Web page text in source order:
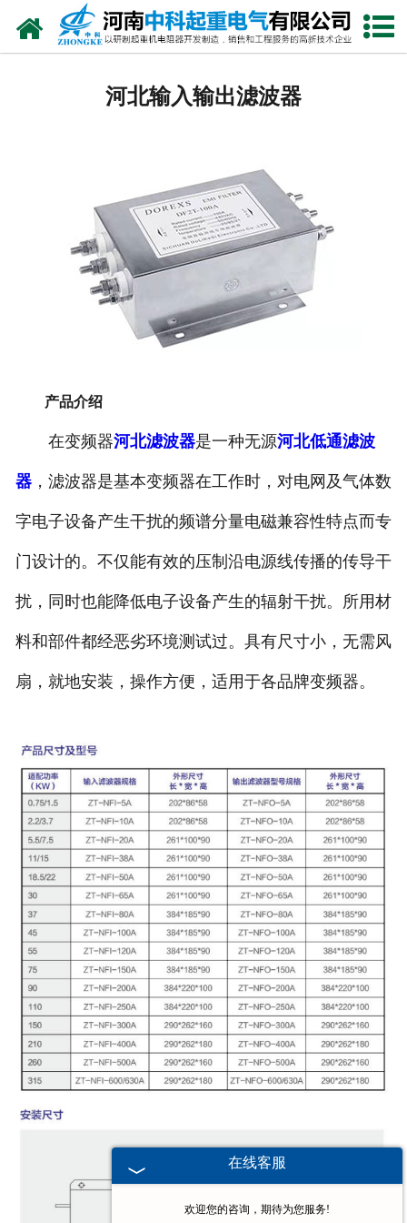
网站首页
河北电控柜
河北联动控制台
河北电气控制系统
河北滤波器
河北触头总成
河北输入输出滤波器
产品介绍
在变频器河北滤波器是一种无源河北低通滤波
器，滤波器是基本变频器在工作时，对电网及气体数
字电子设备产生干扰的频谱分量电磁兼容性特点而专
门设计的。不仅能有效的压制沿电源线传播的传导干
扰，同时也能降低电子设备产生的辐射干扰。所用材
料和部件都经恶劣环境测试过。具有尺寸小，无需风
扇，就地安装，操作方便，适用于各品牌变频器。
在线客服
欢迎您的咨询，期待为您服务!